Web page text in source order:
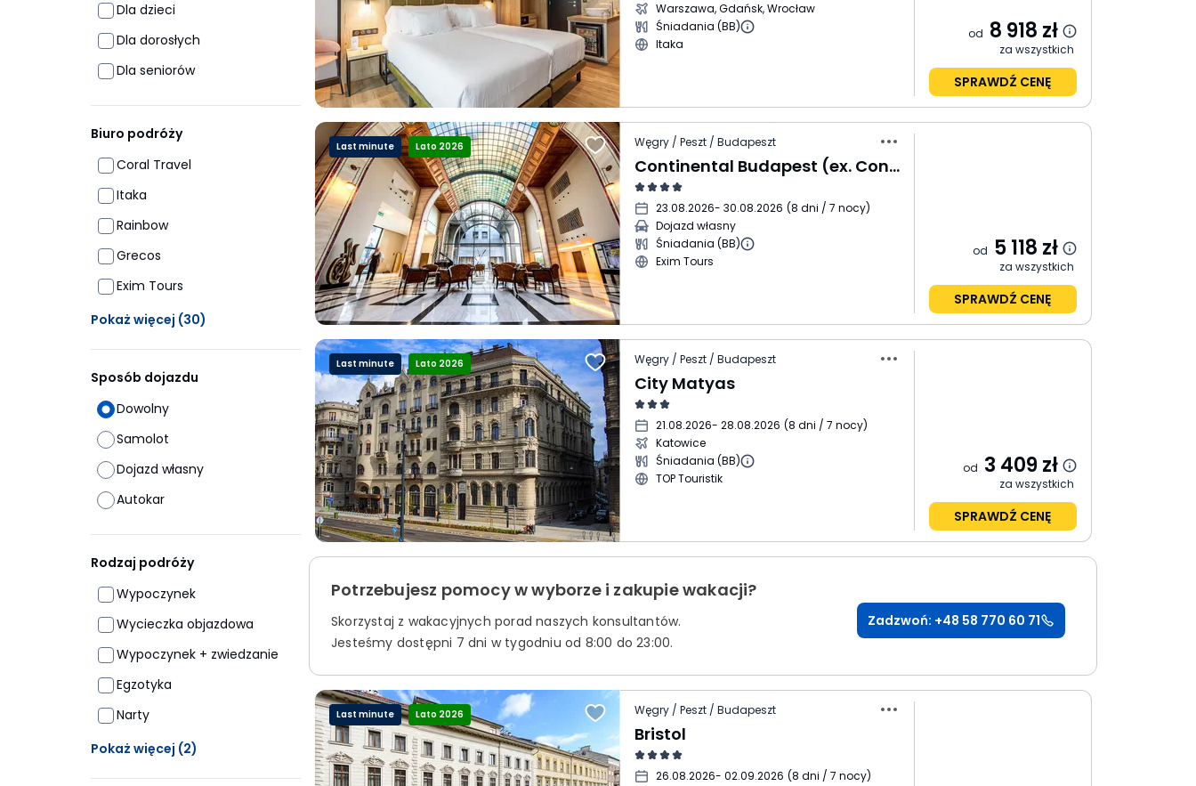
Dla dzieci
Dla dorosłych
Dla seniorów
Biuro podróży
Coral Travel
Itaka
Rainbow
Grecos
Exim Tours
Pokaż więcej (30)
Sposób dojazdu
Dowolny
Samolot
Dojazd własny
Autokar
Rodzaj podróży
Wypoczynek
Wycieczka objazdowa
Wypoczynek + zwiedzanie
Egzotyka
Narty
Pokaż więcej (2)
Warszawa, Gdańsk, Wrocław
Śniadania (BB)
Itaka
od 8 918 zł
za wszystkich
SPRAWDŹ CENĘ
Last minute Lato 2026 Węgry / Peszt / Budapeszt
Continental Budapest (ex. Continental Zara)
23.08.2026- 30.08.2026 (8 dni / 7 nocy)
Dojazd własny
Śniadania (BB)
Exim Tours
od 5 118 zł
za wszystkich
SPRAWDŹ CENĘ
Last minute Lato 2026 Węgry / Peszt / Budapeszt
City Matyas
21.08.2026- 28.08.2026 (8 dni / 7 nocy)
Katowice
Śniadania (BB)
TOP Touristik
od 3 409 zł
za wszystkich
SPRAWDŹ CENĘ
Potrzebujesz pomocy w wyborze i zakupie wakacji?
Skorzystaj z wakacyjnych porad naszych konsultantów.
Jesteśmy dostępni 7 dni w tygodniu od 8:00 do 23:00.
Zadzwoń: +48 58 770 60 71
Last minute Lato 2026 Węgry / Peszt / Budapeszt
Bristol
26.08.2026- 02.09.2026 (8 dni / 7 nocy)